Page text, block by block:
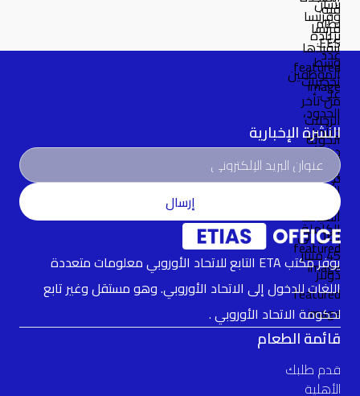
النشرة الإخبارية
إرسال
يوفر مكتب ETA التابع للاتحاد الأوروبي معلومات متعددة
اللغات للدخول إلى الاتحاد الأوروبي. وهو مستقل وغير تابع
لحكومة الاتحاد الأوروبي .
قائمة الطعام
قدم طلبك
الأهلية